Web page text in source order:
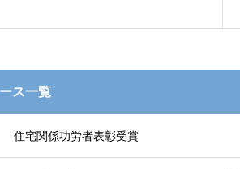
ス一覧
住宅関係功労者表彰受賞